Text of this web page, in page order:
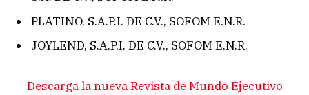
PLATINO, S.A.P.I. DE C.V., SOFOM E.N.R.
JOYLEND, S.A.P.I. DE C.V., SOFOM E.N.R.
Descarga la nueva Revista de Mundo Ejecutivo